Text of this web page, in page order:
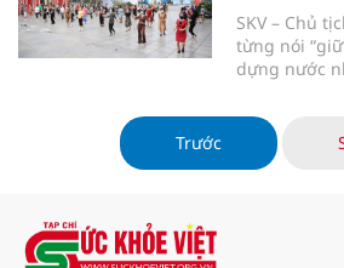
SKV – Chủ
từng nói
dựng nước
thành công.
yếu ớt tức
một người
Trước